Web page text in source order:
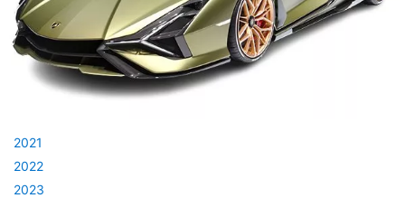
2021
2022
2023